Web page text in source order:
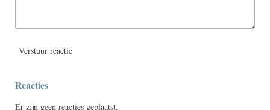
Verstuur reactie
Reacties
Er zijn geen reacties geplaatst.